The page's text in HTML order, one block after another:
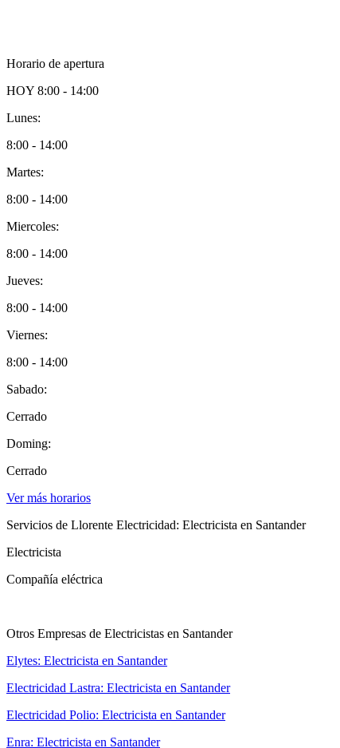
Horario de apertura
HOY 8:00 - 14:00
Lunes:
8:00 - 14:00
Martes:
8:00 - 14:00
Miercoles:
8:00 - 14:00
Jueves:
8:00 - 14:00
Viernes:
8:00 - 14:00
Sabado:
Cerrado
Doming:
Cerrado
Ver más horarios
Servicios de Llorente Electricidad: Electricista en Santander
Electricista
Compañía eléctrica
Otros Empresas de Electricistas en Santander
Elytes: Electricista en Santander
Electricidad Lastra: Electricista en Santander
Electricidad Polio: Electricista en Santander
Enra: Electricista en Santander